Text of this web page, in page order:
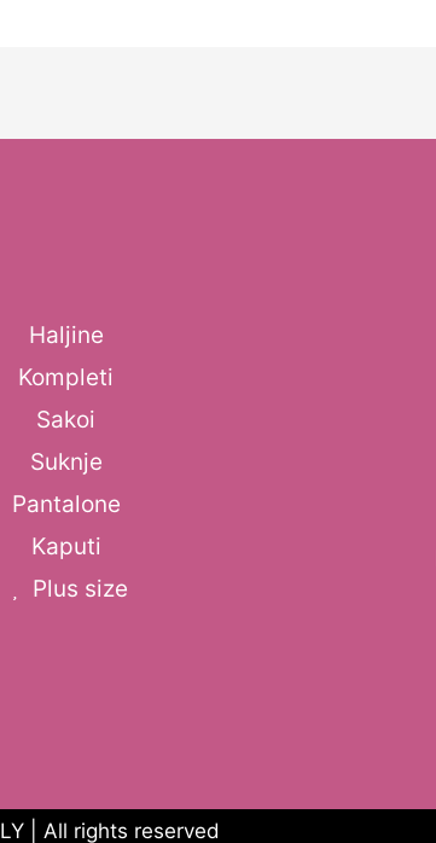
Haljine
Kompleti
Sakoi
Suknje
Pantalone
Kaputi
Plus size
| All rights reserved